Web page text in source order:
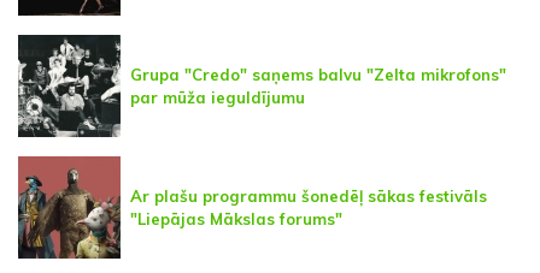
Grupa "Credo" saņems balvu "Zelta mikrofons"
par mūža ieguldījumu
Ar plašu programmu šonedēļ sākas festivāls
"Liepājas Mākslas forums"